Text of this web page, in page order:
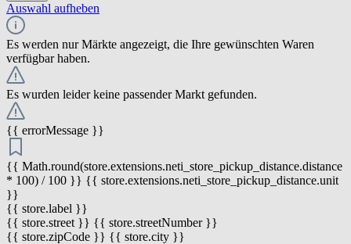
Auswahl aufheben
Es werden nur Märkte angezeigt, die Ihre gewünschten Waren
verfügbar haben.
Es wurden leider keine passender Markt gefunden.
{{ errorMessage }}
{{ Math.round(store.extensions.neti_store_pickup_distance.distance
* 100) / 100 }} {{ store.extensions.neti_store_pickup_distance.unit
}}
{{ store.label }}
{{ store.street }} {{ store.streetNumber }}
{{ store.zipCode }} {{ store.city }}